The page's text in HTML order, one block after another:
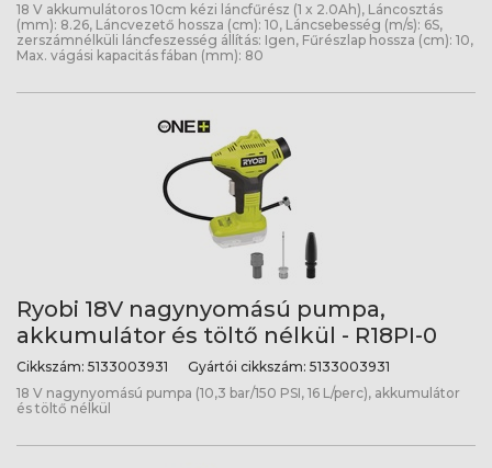
18 V akkumulátoros 10cm kézi láncfűrész (1 x 2.0Ah), Láncosztás
(mm): 8.26, Láncvezető hossza (cm): 10, Láncsebesség (m/s): 6S,
zerszámnélküli láncfeszesség állítás: Igen, Fűrészlap hossza (cm): 10,
Max. vágási kapacitás fában (mm): 80
Ryobi 18V nagynyomású pumpa,
akkumulátor és töltő nélkül - R18PI-0
Cikkszám: 5133003931 Gyártói cikkszám: 5133003931
18 V nagynyomású pumpa (10,3 bar/150 PSI, 16 L/perc), akkumulátor
és töltő nélkül